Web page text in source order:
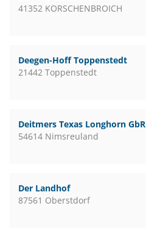
41352 KORSCHENBROICH
Deegen-Hoff Toppenstedt
21442 Toppenstedt
Deitmers Texas Longhorn GbR
54614 Nimsreuland
Der Landhof
87561 Oberstdorf